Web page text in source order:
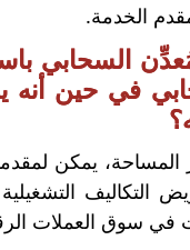
الخدمة.
السحابي
في حين أنه
المساحة، يمكن
التكاليف
في سوق العملات